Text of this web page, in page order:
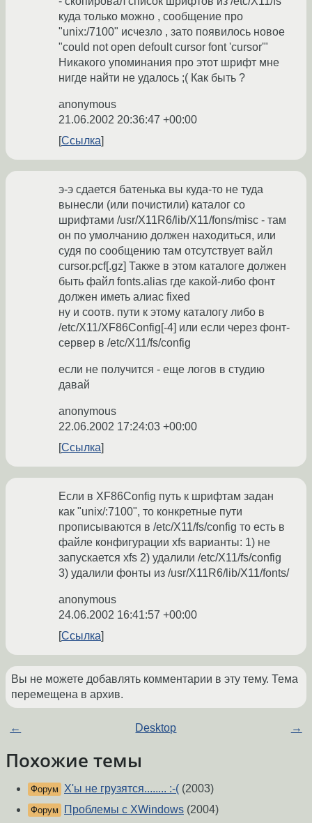
куда только можно , сообщение про
"unix:/7100" исчезло , зато появилось новое
"could not open defoult cursor font 'cursor'"
Никакого упоминания про этот шрифт мне
нигде найти не удалось ;( Как быть ?
anonymous
21.06.2002 20:36:47 +00:00
Ссылка
э-э cдается батенька вы куда-то не туда
вынесли (или почистили) каталог со
шрифтами /usr/X11R6/lib/X11/fons/misc - там
он по умолчанию должен находиться, или
судя по сообщению там отсутствует вайл
cursor.pcf[.gz] Также в этом каталоге должен
быть файл fonts.alias где какой-либо фонт
должен иметь алиас fixed
ну и соотв. пути к этому каталогу либо в
/etc/X11/XF86Config[-4] или если через фонт-
сервер в /etc/X11/fs/config
если не получится - еще логов в студию
давай
anonymous
22.06.2002 17:24:03 +00:00
Ссылка
Если в XF86Config путь к шрифтам задан
как "unix/:7100", то конкретные пути
прописываются в /etc/X11/fs/config то есть в
файле конфигурации xfs варианты: 1) не
запускается xfs 2) удалили /etc/X11/fs/config
3) удалили фонты из /usr/X11R6/lib/X11/fonts/
anonymous
24.06.2002 16:41:57 +00:00
Ссылка
Вы не можете добавлять комментарии в эту тему. Тема
перемещена в архив.
← Desktop →
Похожие темы
Форум X'ы не грузятся........ :-( (2003)
Форум Проблемы с XWindows (2004)